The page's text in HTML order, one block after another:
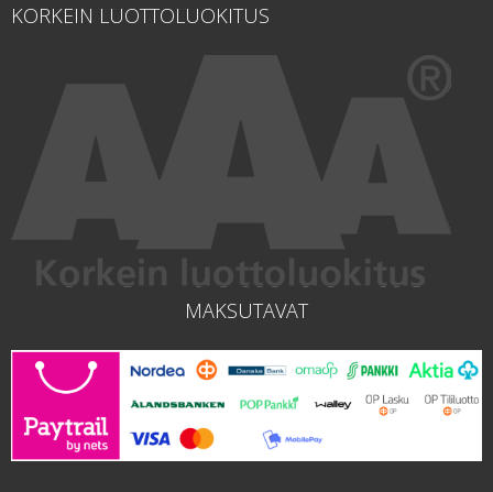
KORKEIN LUOTTOLUOKITUS
MAKSUTAVAT